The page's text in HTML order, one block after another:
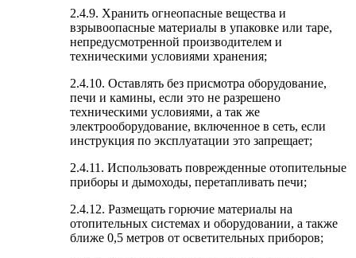
2.4.9. Хранить огнеопасные вещества и
взрывоопасные материалы в упаковке или таре,
непредусмотренной производителем и
техническими условиями хранения;
2.4.10. Оставлять без присмотра оборудование,
печи и камины, если это не разрешено
техническими условиями, а так же
электрооборудование, включенное в сеть, если
инструкция по эксплуатации это запрещает;
2.4.11. Использовать поврежденные отопительные
приборы и дымоходы, перетапливать печи;
2.4.12. Размещать горючие материалы на
отопительных системах и оборудовании, а также
ближе 0,5 метров от осветительных приборов;